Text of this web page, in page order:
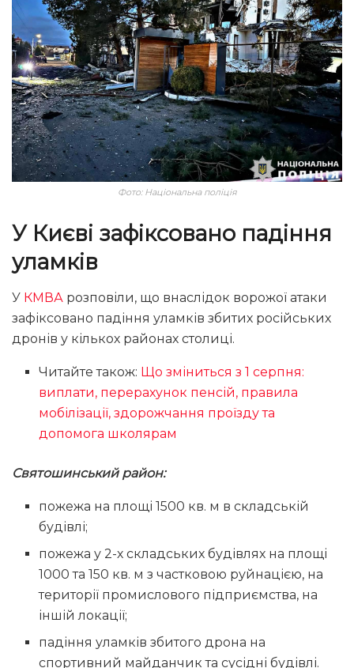
Фото: Національна поліція
У Києві зафіксовано падіння
уламків
У КМВА розповіли, що внаслідок ворожої атаки
зафіксовано падіння уламків збитих російських
дронів у кількох районах столиці.
Читайте також: Що зміниться з 1 серпня:
виплати, перерахунок пенсій, правила
мобілізації, здорожчання проїзду та
допомога школярам
Святошинський район:
пожежа на площі 1500 кв. м в складській
будівлі;
пожежа у 2-х складських будівлях на площі
1000 та 150 кв. м з частковою руйнацією, на
території промислового підприємства, на
іншій локації;
падіння уламків збитого дрона на
спортивний майданчик та сусідні будівлі.